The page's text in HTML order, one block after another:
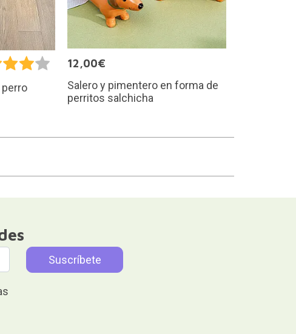
12,00€
Salero y pimentero en forma de
perritos salchicha